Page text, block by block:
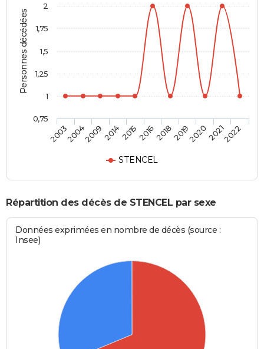
Personnes décédées
STENCEL
20032004200920142015201620182019202020212022
0,75
1
1,25
1,5
1,75
2
Répartition des décès de STENCEL par sexe
Données exprimées en nombre de décès (source :
Insee)